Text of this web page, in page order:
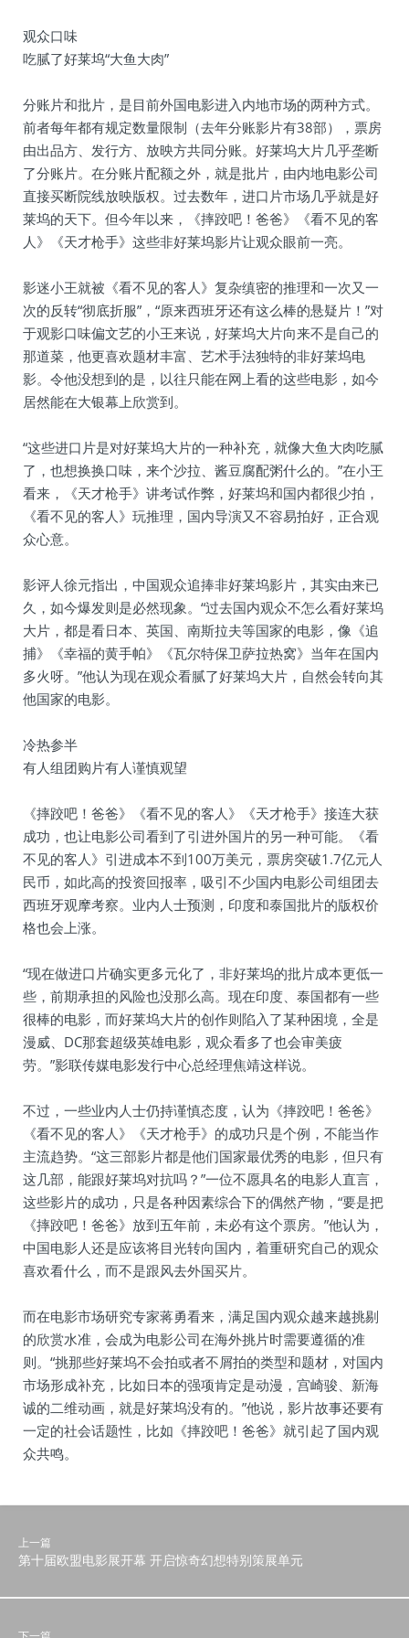
观众口味
吃腻了好莱坞“大鱼大肉”
分账片和批片，是目前外国电影进入内地市场的两种方式。
前者每年都有规定数量限制（去年分账影片有38部），票房
由出品方、发行方、放映方共同分账。好莱坞大片几乎垄断
了分账片。在分账片配额之外，就是批片，由内地电影公司
直接买断院线放映版权。过去数年，进口片市场几乎就是好
莱坞的天下。但今年以来，《摔跤吧！爸爸》《看不见的客
人》《天才枪手》这些非好莱坞影片让观众眼前一亮。
影迷小王就被《看不见的客人》复杂缜密的推理和一次又一
次的反转“彻底折服”，“原来西班牙还有这么棒的悬疑片！”对
于观影口味偏文艺的小王来说，好莱坞大片向来不是自己的
那道菜，他更喜欢题材丰富、艺术手法独特的非好莱坞电
影。令他没想到的是，以往只能在网上看的这些电影，如今
居然能在大银幕上欣赏到。
“这些进口片是对好莱坞大片的一种补充，就像大鱼大肉吃腻
了，也想换换口味，来个沙拉、酱豆腐配粥什么的。”在小王
看来，《天才枪手》讲考试作弊，好莱坞和国内都很少拍，
《看不见的客人》玩推理，国内导演又不容易拍好，正合观
众心意。
影评人徐元指出，中国观众追捧非好莱坞影片，其实由来已
久，如今爆发则是必然现象。“过去国内观众不怎么看好莱坞
大片，都是看日本、英国、南斯拉夫等国家的电影，像《追
捕》《幸福的黄手帕》《瓦尔特保卫萨拉热窝》当年在国内
多火呀。”他认为现在观众看腻了好莱坞大片，自然会转向其
他国家的电影。
冷热参半
有人组团购片有人谨慎观望
《摔跤吧！爸爸》《看不见的客人》《天才枪手》接连大获
成功，也让电影公司看到了引进外国片的另一种可能。《看
不见的客人》引进成本不到100万美元，票房突破1.7亿元人
民币，如此高的投资回报率，吸引不少国内电影公司组团去
西班牙观摩考察。业内人士预测，印度和泰国批片的版权价
格也会上涨。
“现在做进口片确实更多元化了，非好莱坞的批片成本更低一
些，前期承担的风险也没那么高。现在印度、泰国都有一些
很棒的电影，而好莱坞大片的创作则陷入了某种困境，全是
漫威、DC那套超级英雄电影，观众看多了也会审美疲
劳。”影联传媒电影发行中心总经理焦靖这样说。
不过，一些业内人士仍持谨慎态度，认为《摔跤吧！爸爸》
《看不见的客人》《天才枪手》的成功只是个例，不能当作
主流趋势。“这三部影片都是他们国家最优秀的电影，但只有
这几部，能跟好莱坞对抗吗？”一位不愿具名的电影人直言，
这些影片的成功，只是各种因素综合下的偶然产物，“要是把
《摔跤吧！爸爸》放到五年前，未必有这个票房。”他认为，
中国电影人还是应该将目光转向国内，着重研究自己的观众
喜欢看什么，而不是跟风去外国买片。
而在电影市场研究专家蒋勇看来，满足国内观众越来越挑剔
的欣赏水准，会成为电影公司在海外挑片时需要遵循的准
则。“挑那些好莱坞不会拍或者不屑拍的类型和题材，对国内
市场形成补充，比如日本的强项肯定是动漫，宫崎骏、新海
诚的二维动画，就是好莱坞没有的。”他说，影片故事还要有
一定的社会话题性，比如《摔跤吧！爸爸》就引起了国内观
众共鸣。
上一篇
第十届欧盟电影展开幕 开启惊奇幻想特别策展单元